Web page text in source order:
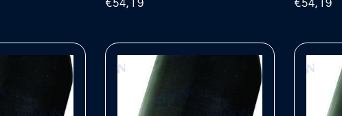
Precio
€54,19
Precio
€54,19